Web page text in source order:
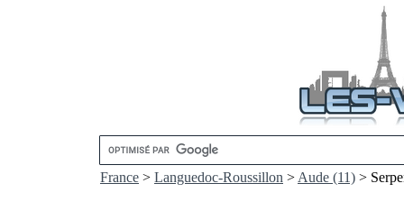
France > Languedoc-Roussillon > Aude (11) >